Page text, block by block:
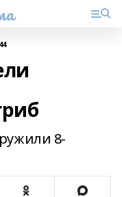
8-